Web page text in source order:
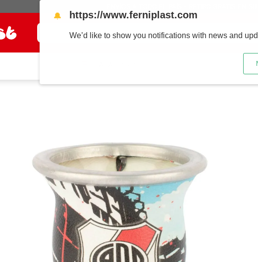
¿Qué estás buscando?
🔔 https://www.ferniplast.com
We’d like to show you notifications with news and